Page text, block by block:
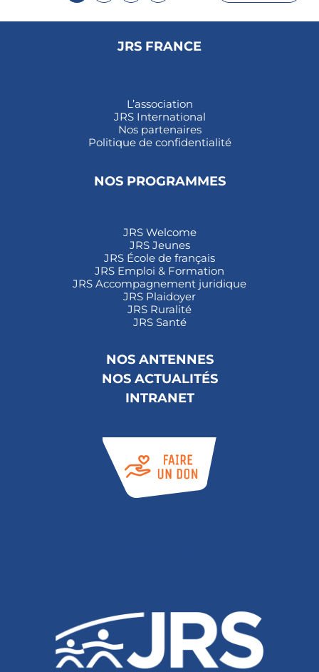
JRS FRANCE
L’association
JRS International
Nos partenaires
Politique de confidentialité
NOS PROGRAMMES
JRS Welcome
JRS Jeunes
JRS École de français
JRS Emploi & Formation
JRS Accompagnement juridique
JRS Plaidoyer
JRS Ruralité
JRS Santé
NOS ANTENNES
NOS ACTUALITÉS
INTRANET